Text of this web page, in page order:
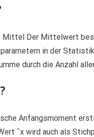
Der Mittelwert
in der
durch die Anzahl
Anfangsmoment
¯x wird auch als